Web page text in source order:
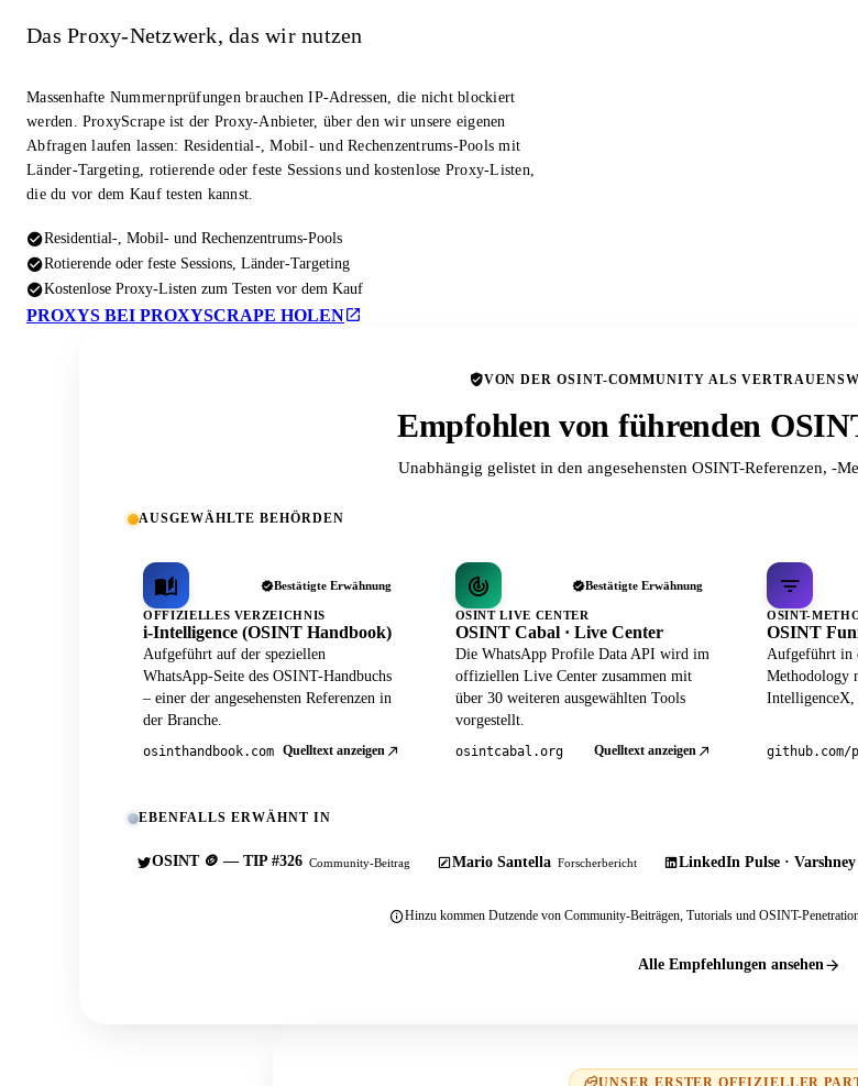
Das Proxy-Netzwerk, das wir nutzen
Massenhafte Nummernprüfungen brauchen IP-Adressen, die nicht blockiert
werden. ProxyScrape ist der Proxy-Anbieter, über den wir unsere eigenen
Abfragen laufen lassen: Residential-, Mobil- und Rechenzentrums-Pools mit
Länder-Targeting, rotierende oder feste Sessions und kostenlose Proxy-Listen,
die du vor dem Kauf testen kannst.
Residential-, Mobil- und Rechenzentrums-Pools
Rotierende oder feste Sessions, Länder-Targeting
Kostenlose Proxy-Listen zum Testen vor dem Kauf
PROXYS BEI PROXYSCRAPE HOLEN
VON DER OSINT-COMMUNITY ALS
Empfohlen von führenden
Unabhängig gelistet in den angesehensten OSINT-Referenzen, -
AUSGEWÄHLTE BEHÖRDEN
Bestätigte Erwähnung
OFFIZIELLES VERZEICHNIS
i-Intelligence (OSINT Handbook)
Aufgeführt auf der speziellen
WhatsApp-Seite des OSINT-Handbuchs
– einer der angesehensten Referenzen in
der Branche.
osinthandbook.com Quelltext anzeigen
Bestätigte Erwähnung
OSINT LIVE CENTER
OSINT Cabal · Live Center
Die WhatsApp Profile Data API wird im
offiziellen Live Center zusammen mit
über 30 weiteren ausgewählten Tools
vorgestellt.
osintcabal.org Quelltext anzeigen
OSINT-
OSINT
Aufgeführt in
Methodology
IntelligenceX,
EBENFALLS ERWÄHNT IN
OSINT 🪙 — TIP #326 Community-Beitrag Mario Santella Forscherbericht LinkedIn Pulse · Varshney
Hinzu kommen Dutzende von Community-Beiträgen, Tutorials und OSINT-
Alle Empfehlungen ansehen
UNSER ERSTER OFFIZIELLER